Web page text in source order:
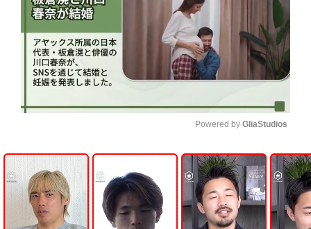
U
n
m
u
t
e
Powered by GliaStudios